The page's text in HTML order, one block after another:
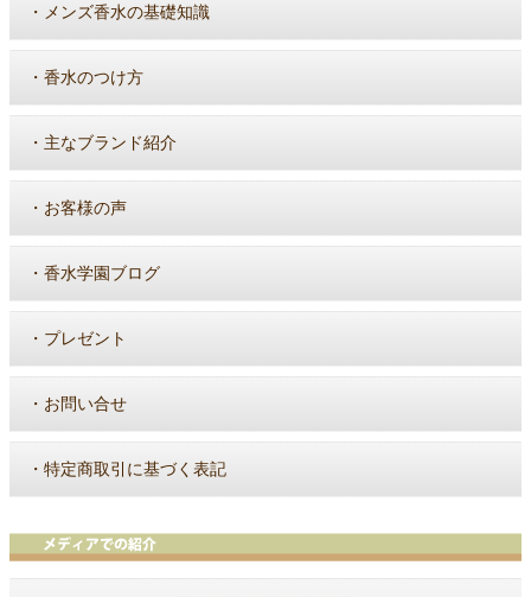
・ メンズ香水の基礎知識
・ 香水のつけ方
・ 主なブランド紹介
・ お客様の声
・ 香水学園ブログ
・ プレゼント
・ お問い合せ
・ 特定商取引に基づく表記